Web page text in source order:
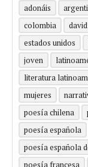
adonáis
colombia
estados unidos
joven
literatura
mujeres
poesía chilena
poesía española
poesía española
poesía francesa